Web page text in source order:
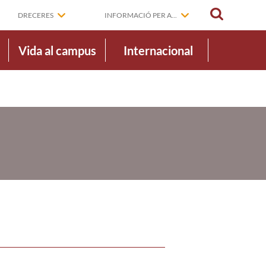
DRECERES INFORMACIÓ PER A...
Vida al campus Internacional